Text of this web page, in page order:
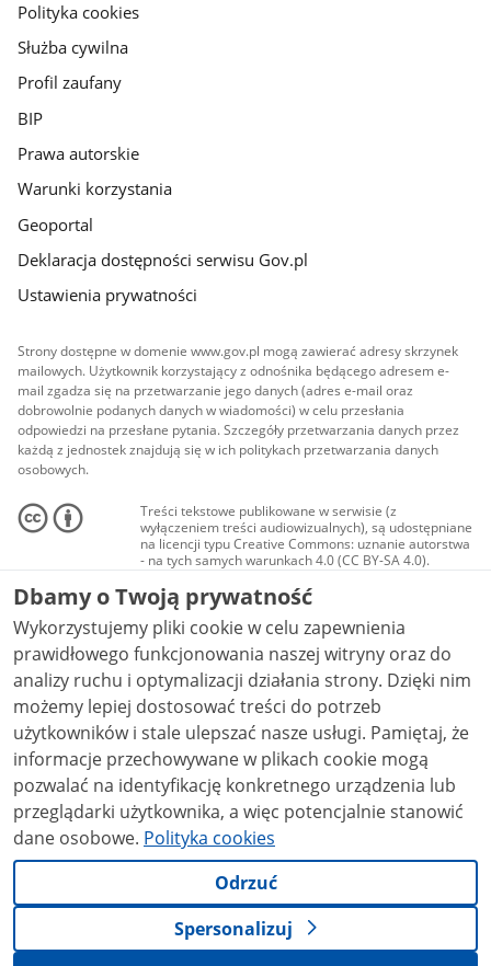
gov.pl
Polityka cookies
Służba cywilna
Profil zaufany
BIP
Prawa autorskie
Warunki korzystania
Geoportal
Deklaracja dostępności serwisu Gov.pl
Ustawienia prywatności
Strony dostępne w domenie www.gov.pl mogą zawierać adresy skrzynek
mailowych. Użytkownik korzystający z odnośnika będącego adresem e-
mail zgadza się na przetwarzanie jego danych (adres e-mail oraz
dobrowolnie podanych danych w wiadomości) w celu przesłania
odpowiedzi na przesłane pytania. Szczegóły przetwarzania danych przez
każdą z jednostek znajdują się w ich politykach przetwarzania danych
osobowych.
Treści tekstowe publikowane w serwisie (z
wyłączeniem treści audiowizualnych), są udostępniane
na licencji typu Creative Commons: uznanie autorstwa
- na tych samych warunkach 4.0 (CC BY-SA 4.0).
Materiały audiowizualne, w tym zdjęcia, materiały
audio i wideo, są udostępniane na licencji typu
Creative Commons: uznanie autorstwa użycie
niekomercyjne - bez utworów zależnych 4.0 (CC BY-
NC-ND 4.0), o ile nie jest to stwierdzone inaczej.
Dbamy o Twoją prywatność
Wykorzystujemy pliki cookie w celu zapewnienia
prawidłowego funkcjonowania naszej witryny oraz do
analizy ruchu i optymalizacji działania strony. Dzięki nim
możemy lepiej dostosować treści do potrzeb
użytkowników i stale ulepszać nasze usługi. Pamiętaj, że
informacje przechowywane w plikach cookie mogą
pozwalać na identyfikację konkretnego urządzenia lub
przeglądarki użytkownika, a więc potencjalnie stanowić
dane osobowe. Polityka cookies
Odrzuć
Spersonalizuj